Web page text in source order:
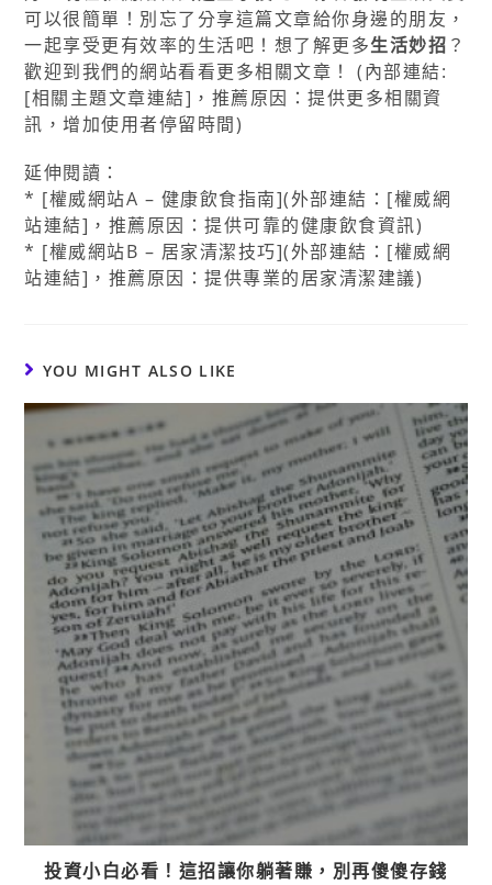
可以很簡單！別忘了分享這篇文章給你身邊的朋友，
一起享受更有效率的生活吧！想了解更多生活妙招 ？
歡迎到我們的網站看看更多相關文章！ (內部連結:
[相關主題文章連結]，推薦原因：提供更多相關資
訊，增加使用者停留時間)
延伸閱讀：
* [權威網站A – 健康飲食指南](外部連結：[權威網
站連結]，推薦原因：提供可靠的健康飲食資訊)
* [權威網站B – 居家清潔技巧](外部連結：[權威網
站連結]，推薦原因：提供專業的居家清潔建議)
YOU MIGHT ALSO LIKE
投資小白必看！這招讓你躺著賺，別再傻傻存錢